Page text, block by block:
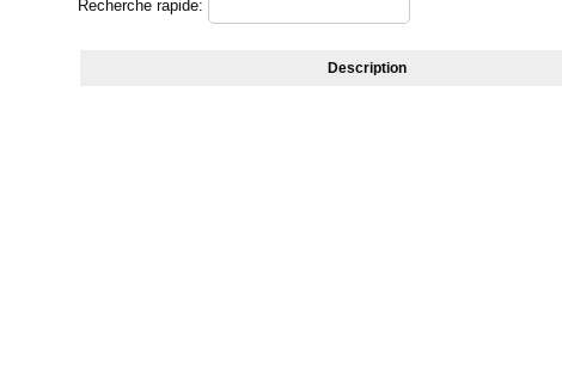
Recherche rapide:
Description